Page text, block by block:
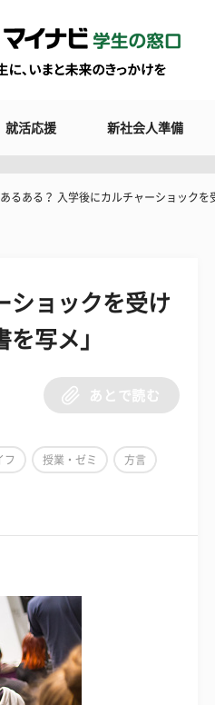
就活応援 新社会人準備
るある？ 入学後にカルチャーショックを
ショックを受け
写メ」
あとで読む
フ 授業・ゼミ 方言